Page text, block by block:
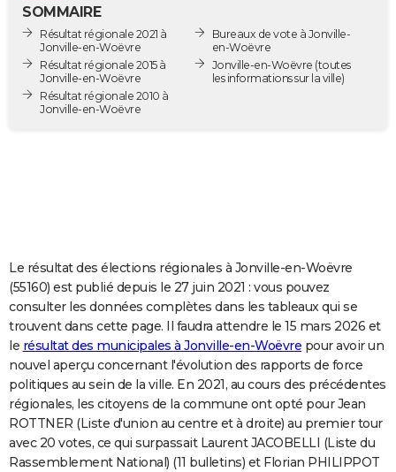
Destinations
City break
Voyage nature
Voyage de noces
Forum
Climat
GUIDES D'ACHAT
BONS PLANS
S'inscrire
Se connecter
Lycées
Collèges
Primaires
Universités
Entreprises
Service militaire
Avis de recherche
AVIS DE DÉCÈS
FORUM
Bricolage
Lifestyle
Culture
Sport
Auto
Television
Voyage
Cinema
SOMMAIRE
Résultat régionale 2021 à
Jonville-en-Woëvre
Résultat régionale 2015 à
Jonville-en-Woëvre
Résultat régionale 2010 à
Jonville-en-Woëvre
Bureaux de vote à Jonville-
en-Woëvre
Jonville-en-Woëvre (toutes
les informations sur la ville)
Le résultat des élections régionales à Jonville-en-Woëvre
(55160) est publié depuis le 27 juin 2021 : vous pouvez
consulter les données complètes dans les tableaux qui se
trouvent dans cette page. Il faudra attendre le 15 mars 2026 et
le résultat des municipales à Jonville-en-Woëvre pour avoir un
nouvel aperçu concernant l'évolution des rapports de force
politiques au sein de la ville. En 2021, au cours des précédentes
régionales, les citoyens de la commune ont opté pour Jean
ROTTNER (Liste d'union au centre et à droite) au premier tour
avec 20 votes, ce qui surpassait Laurent JACOBELLI (Liste du
Rassemblement National) (11 bulletins) et Florian PHILIPPOT